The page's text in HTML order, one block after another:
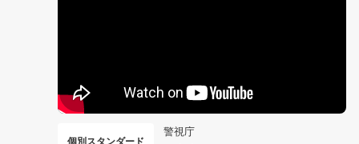
個別スタンダード
警視庁